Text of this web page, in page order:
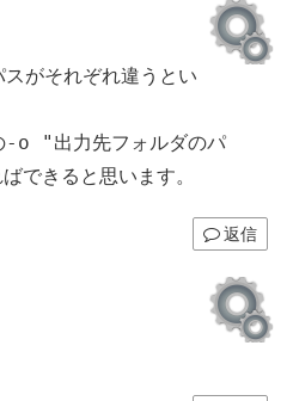
がそれぞれ違うとい
-o "出力先フォルダのパ
できると思います。
返信